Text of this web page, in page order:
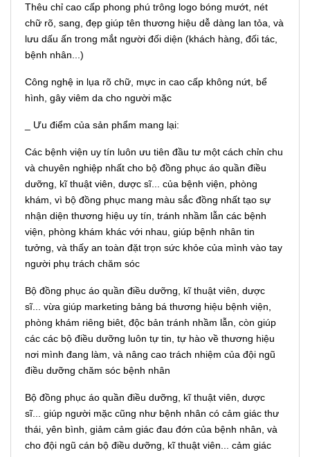
Thêu chỉ cao cấp phong phú trông logo bóng mướt, nét
chữ rõ, sang, đẹp giúp tên thương hiệu dễ dàng lan tỏa, và
lưu dấu ấn trong mắt người đối diện (khách hàng, đối tác,
bệnh nhân...)
Công nghệ in lụa rõ chữ, mực in cao cấp không nứt, bể
hình, gây viêm da cho người mặc
_ Ưu điểm của sản phẩm mang lại:
Các bệnh viện uy tín luôn ưu tiên đầu tư một cách chỉn chu
và chuyên nghiệp nhất cho bộ đồng phục áo quần điều
dưỡng, kĩ thuật viên, dược sĩ... của bệnh viện, phòng
khám, vì bộ đồng phục mang màu sắc đồng nhất tạo sự
nhận diện thương hiệu uy tín, tránh nhầm lẫn các bệnh
viện, phòng khám khác với nhau, giúp bệnh nhân tin
tưởng, và thấy an toàn đặt trọn sức khỏe của mình vào tay
người phụ trách chăm sóc
Bộ đồng phục áo quần điều dưỡng, kĩ thuật viên, dược
sĩ... vừa giúp marketing bảng bá thương hiệu bệnh viện,
phòng khám riêng biêt, độc bản tránh nhầm lẫn, còn giúp
các các bộ điều dưỡng luôn tự tin, tự hào về thương hiệu
nơi mình đang làm, và nâng cao trách nhiệm của đội ngũ
điều dưỡng chăm sóc bệnh nhân
Bộ đồng phục áo quần điều dưỡng, kĩ thuật viên, dược
sĩ... giúp người mặc cũng như bệnh nhân có cảm giác thư
thái, yên bình, giảm cảm giác đau đớn của bệnh nhân, và
cho đội ngũ cán bộ điều dưỡng, kĩ thuật viên... cảm giác